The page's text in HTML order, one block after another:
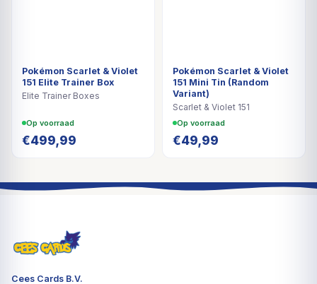
Pokémon Scarlet & Violet
151 Elite Trainer Box
Elite Trainer Boxes
Op voorraad
€499,99
Pokémon Scarlet & Violet
151 Mini Tin (Random
Variant)
Scarlet & Violet 151
Op voorraad
€49,99
Cees Cards B.V.